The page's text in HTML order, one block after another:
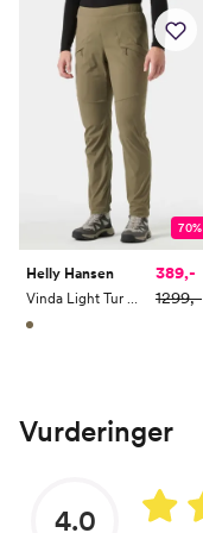
70%
Helly Hansen
389,-
1299,-
Vurderinger
4.0